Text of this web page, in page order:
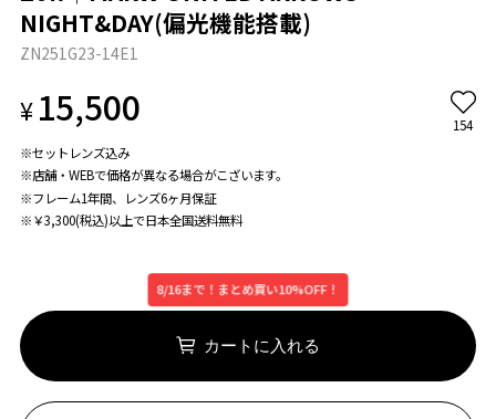
NIGHT&DAY(偏光機能搭載)
ZN251G23-14E1
¥15,500 154
※セットレンズ込み
※店舗・WEBで価格が異なる場合がこざいます。
※フレーム1年間、レンズ6ヶ月保証
※￥3,300(税込)以上で日本全国送料無料
8/16まで！まとめ買い10%OFF！
カートに入れる